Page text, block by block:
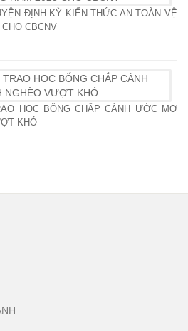
ĐỊNH KỲ KIẾN THỨC AN TOÀN VỆ
CBCNV
HỌC BỔNG CHẮP CÁNH ƯỚC MƠ
KHÓ